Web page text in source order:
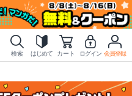
検索 はじめて カート ログイン 会員登録